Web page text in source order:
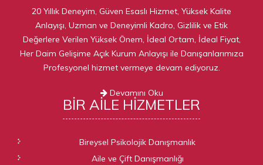
20 Yıllık Deneyim, Güven Esaslı Hizmet, Yüksek Kalite
Anlayışı, Uzman ve Deneyimli Kadro, Gizlilik ve Etik
Değerlere Verilen Yüksek Önem, İdeal Ortam, İdeal Fiyat,
Her Daim Gelişime Açık Kurum Anlayışı ile Danışanlarımıza
Profesyonel hizmet vermeye devam ediyoruz.
Devamını Oku
BIR AILE HIZMETLER
Bireysel Psikolojik Danışmanlık
Aile ve Çift Danışmanlığı